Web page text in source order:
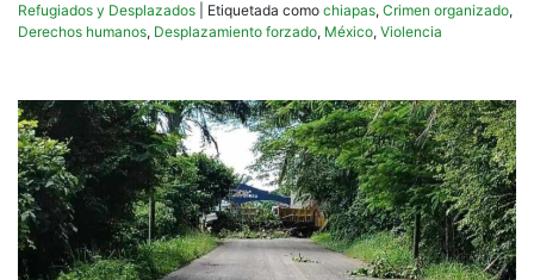
Refugiados y Desplazados
Etiquetada como chiapas, Crimen organizado,
Derechos humanos, Desplazamiento forzado, México, Violencia